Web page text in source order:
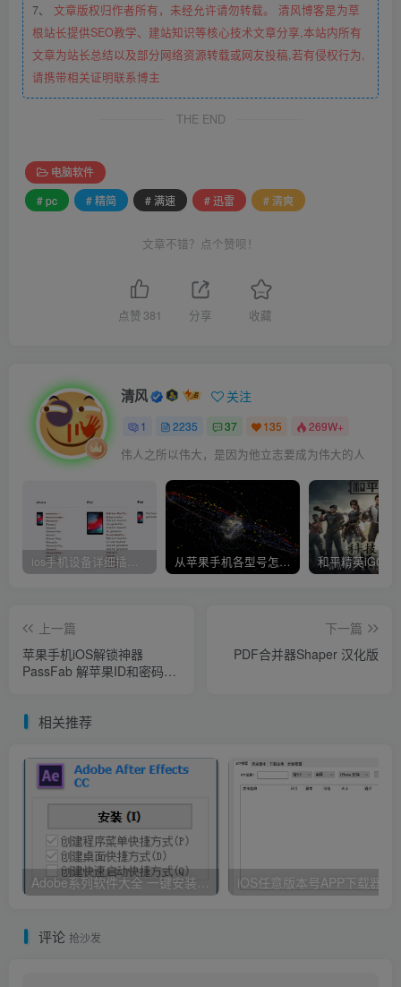
7、 文章版权归作者所有，未经允许请勿转载。 清风博客是为草
根站长提供SEO教学、建站知识等核心技术文章分享,本站内所有
文章为站长总结以及部分网络资源转载或网友投稿,若有侵权行为,
请携带相关证明联系博主
THE END
电脑软件
# pc
# 精简 # 满速 # 迅雷 # 清爽
文章不错？点个赞呗！
点赞 381 分享 收藏
清风 关注
1 2235 37 135 269W+
伟人之所以伟大，是因为他立志要成为伟大的人
ios手机设备详细插件平刷教程 从苹果手机各型号怎么越狱到怎么开科技完整教程
上一篇
苹果手机iOS解锁神器
PassFab 解苹果ID和密码破
下一篇
PDF合并器Shaper 汉化版
相关推荐
Adobe系列软件大全 一键安装版 By：Ansifa iOS任意版本号APP下载器
评论 抢沙发